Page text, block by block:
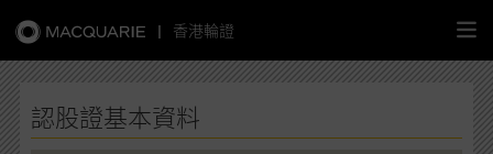
| 香港輪證
認股證基本資料